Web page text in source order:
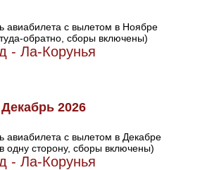
авиабилета с вылетом в Ноябре
обратно, сборы включены)
- Ла-Корунья
2026
авиабилета с вылетом в Декабре
одну сторону, сборы включены)
- Ла-Корунья